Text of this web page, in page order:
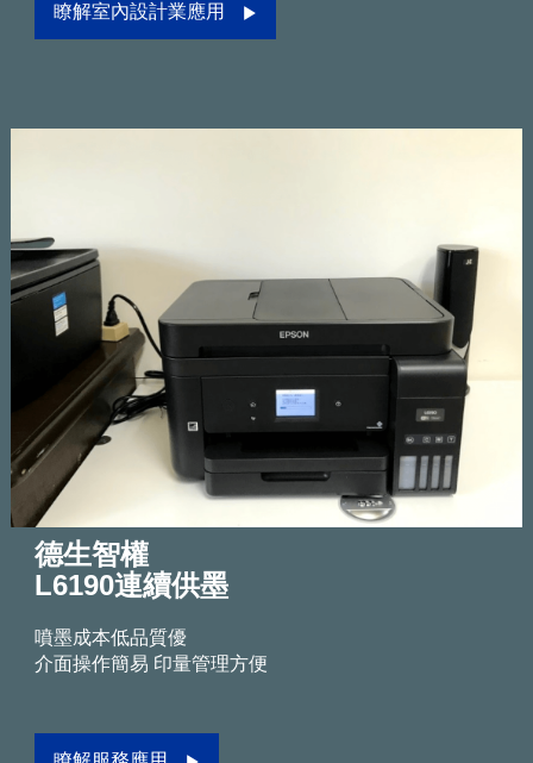
瞭解室內設計業應用
德生智權
L6190連續供墨
噴墨成本低品質優
介面操作簡易 印量管理方便